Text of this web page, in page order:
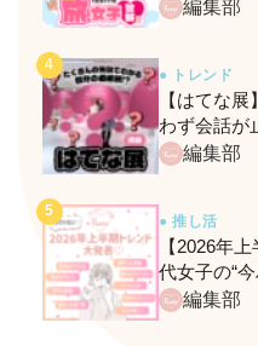
ト！編集部
● トレンド
【はてな
わず会話が
てな展』に
編集部
● 推し活
【2026年
代女子の“
ネクストバ
編集部